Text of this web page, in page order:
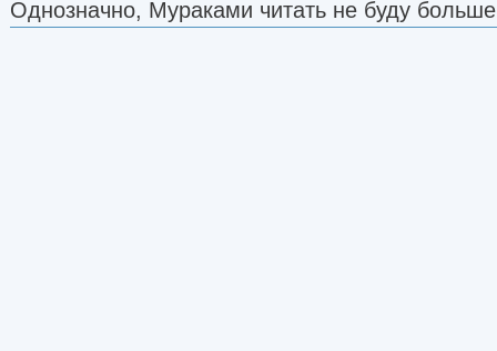
Однозначно, Мураками читать не буду